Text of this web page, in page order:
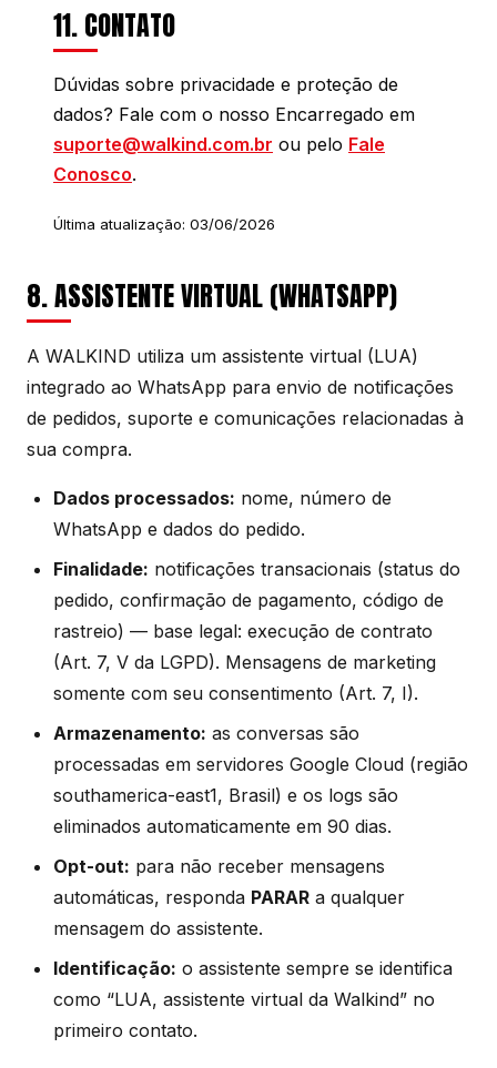
11. CONTATO
Dúvidas sobre privacidade e proteção de
dados? Fale com o nosso Encarregado em
suporte@walkind.com.br ou pelo Fale
Conosco.
Última atualização: 03/06/2026
8. ASSISTENTE VIRTUAL (WHATSAPP)
A WALKIND utiliza um assistente virtual (LUA)
integrado ao WhatsApp para envio de notificações
de pedidos, suporte e comunicações relacionadas à
sua compra.
Dados processados: nome, número de
WhatsApp e dados do pedido.
Finalidade: notificações transacionais (status do
pedido, confirmação de pagamento, código de
rastreio) — base legal: execução de contrato
(Art. 7, V da LGPD). Mensagens de marketing
somente com seu consentimento (Art. 7, I).
Armazenamento: as conversas são
processadas em servidores Google Cloud (região
southamerica-east1, Brasil) e os logs são
eliminados automaticamente em 90 dias.
Opt-out: para não receber mensagens
automáticas, responda PARAR a qualquer
mensagem do assistente.
Identificação: o assistente sempre se identifica
como “LUA, assistente virtual da Walkind” no
primeiro contato.